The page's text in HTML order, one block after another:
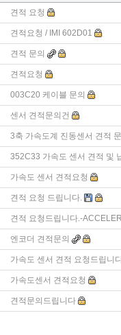
견적 요청
견적요청 / IMI 602D01
견적 문의
견적요청
003C20 케이블 문의
센서 견적문의건
3축 가속도계 진동센서 견적
352C33 가속도 센서 견적 및
가속도 센서 견적요청
견적 요청 드립니다.
견적 요청드립니다.-
엔코더 견적문의
가속도 센서 견적 요청드립니
가속도센서 견적요청
견적문의드립니다